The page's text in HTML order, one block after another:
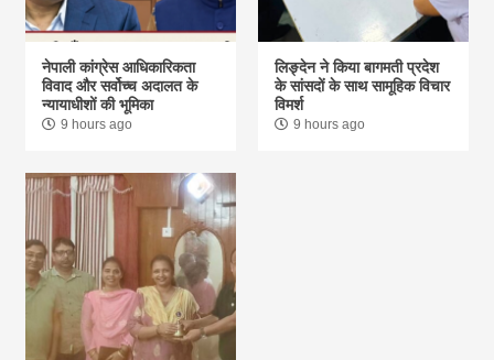
नेपाली कांग्रेस आधिकारिकता
विवाद और सर्वोच्च अदालत के
न्यायाधीशों की भूमिका
9 hours ago
लिङ्देन ने किया बागमती प्रदेश
के सांसदों के साथ सामूहिक विचार
विमर्श
9 hours ago